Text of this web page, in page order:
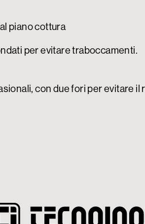
piano cottura
per evitare traboccamenti.
con due fori per evitare